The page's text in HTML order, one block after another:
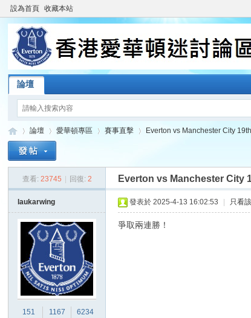
設為首頁 收藏本站
論壇
論壇
›
愛華頓專區 賽事直擊
›
Everton vs Manchester City
查看: 23745 回復: 2 Everton vs Manchester City
laukarwing
151
1167
6234
發表於 2025-4-13 16:02:53 只看
爭取兩連勝！